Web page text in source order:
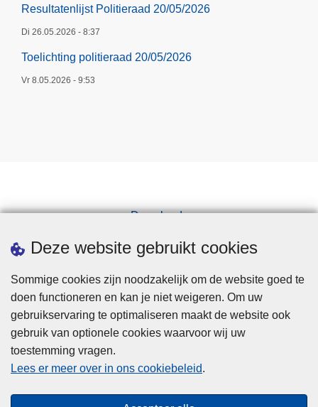
Deze website gebruikt cookies
Sommige cookies zijn noodzakelijk om de website goed te
doen functioneren en kan je niet weigeren. Om uw
gebruikservaring te optimaliseren maakt de website ook
gebruik van optionele cookies waarvoor wij uw
toestemming vragen.
Lees er meer over in ons cookiebeleid.
Resultatenlijst Politieraad 20/05/2026
Di 26.05.2026 - 8:37
Toelichting politieraad 20/05/2026
Vr 8.05.2026 - 9:53
Downloads
Privacy
Cookies